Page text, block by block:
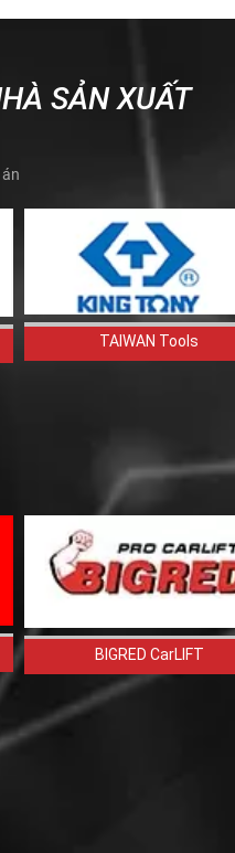
SẢN XUẤT
TAIWAN Tools
BIGRED CarLIFT